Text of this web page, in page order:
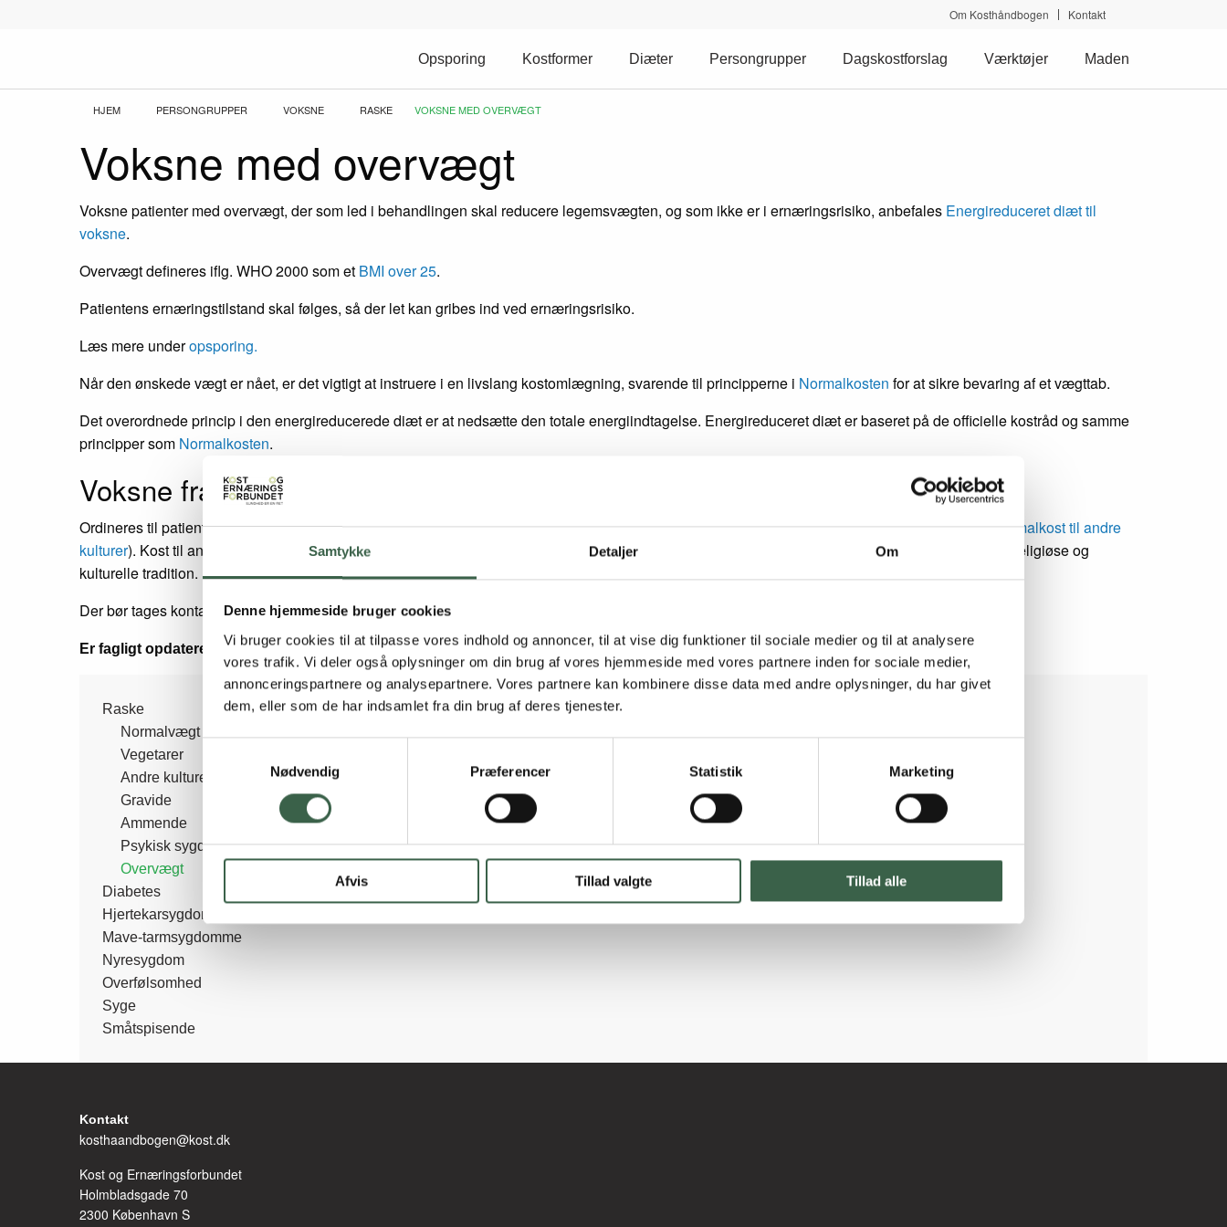
Samtykke Detaljer Om
Denne hjemmeside bruger cookies
Vi bruger cookies til at tilpasse vores indhold og annoncer, til at vise dig funktioner til sociale medier og til at analysere
vores trafik. Vi deler også oplysninger om din brug af vores hjemmeside med vores partnere inden for sociale medier,
annonceringspartnere og analysepartnere. Vores partnere kan kombinere disse data med andre oplysninger, du har givet
dem, eller som de har indsamlet fra din brug af deres tjenester.
Nødvendig
Præferencer Statistik Marketing
Afvis Tillad valgte Tillad alle
Om Kosthåndbogen Kontakt
Opsporing Kostformer Diæter Persongrupper Dagskostforslag Værktøjer Maden
Brødkrumme
HJEM PERSONGRUPPER VOKSNE RASKE CURRENT:
VOKSNE MED OVERVÆGT
Voksne med overvægt
Voksne patienter med overvægt, der som led i behandlingen skal reducere legemsvægten, og som ikke er i ernæringsrisiko, anbefales Energireduceret diæt til
voksne.
Overvægt defineres iflg. WHO 2000 som et BMI over 25.
Patientens ernæringstilstand skal følges, så der let kan gribes ind ved ernæringsrisiko.
Læs mere underopsporing.
Når den ønskede vægt er nået, er det vigtigt at instruere i en livslang kostomlægning, svarende til principperne i Normalkosten for at sikre bevaring af et vægttab.
Det overordnede princip i den energireducerede diæt er at nedsætte den totale energiindtagelse. Energireduceret diæt er baseret på de officielle kostråd og samme
principper som Normalkosten.
Voksne fra andre kulturer med overvægt
Ordineres til patienter, der som led i behandlingen skal reducere legemsvægten og som kommer fra andre lande med en anden madkultur (seNormalkost til andre
kulturer). Kost til andre kulturer består i anvendelse/udelukkelse af fødevarer med henblik på at tilgodese kostprincipperne inden for den enkeltes religiøse og
kulturelle tradition.
Der bør tages kontakt til klinisk diætist med henblik på individuel tilrettelæggelse af kosten (
Er fagligt opdateret i 2018
Side
menu
Raske
Normalvægt
Vegetarer
Andre kulturer
Gravide
Ammende
Psykisk sygdom
Overvægt
Diabetes
Hjertekarsygdom
Mave-tarmsygdomme
Nyresygdom
Overfølsomhed
Syge
Småtspisende
Kontakt
kosthaandbogen@kost.dk
Kost og Ernæringsforbundet
Holmbladsgade 70
2300 København S